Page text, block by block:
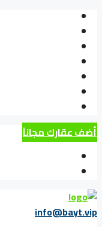
أضف عقارك مجاناً
info@bayt.vip